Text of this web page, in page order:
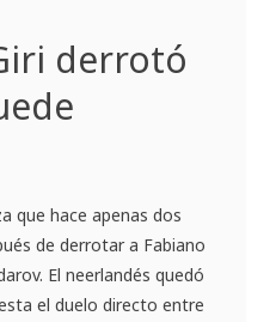
derrotó
que hace apenas dos
de derrotar a Fabiano
El neerlandés quedó
el duelo directo entre